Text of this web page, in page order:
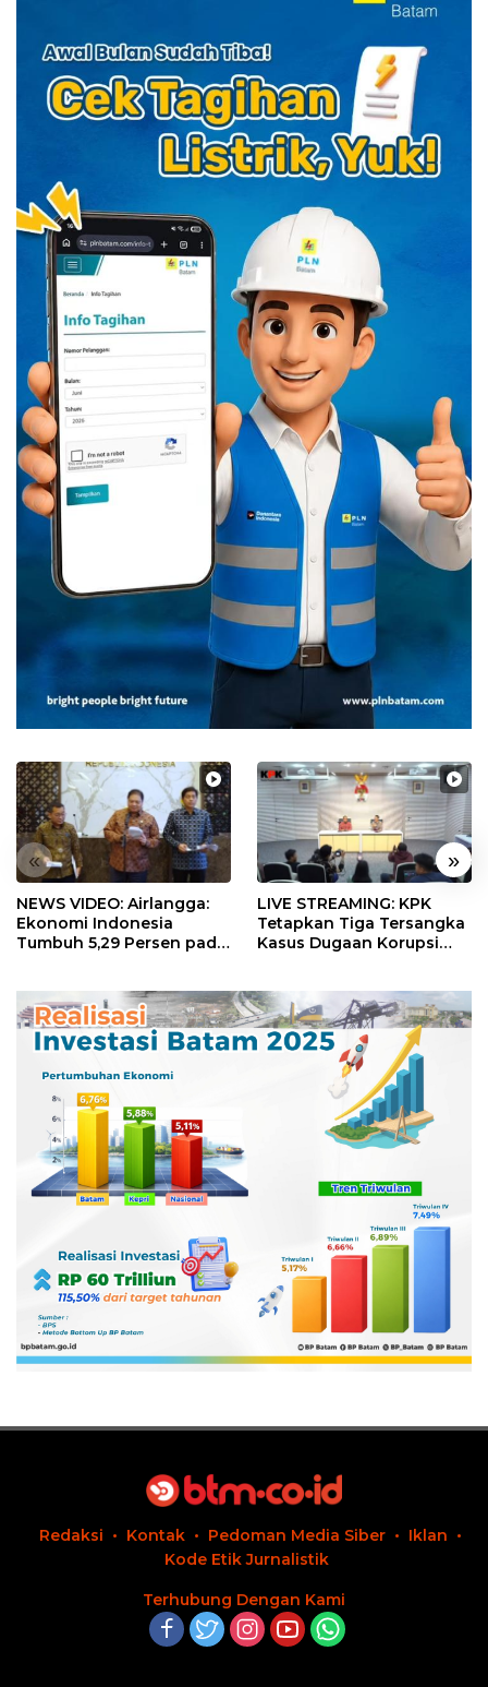
« »
NEWS VIDEO: Airlangga:
Ekonomi Indonesia
Tumbuh 5,29 Persen pada
LIVE STREAMING: KPK
Tetapkan Tiga Tersangka
Kasus Dugaan Korupsi
Redaksi Kontak Pedoman Media Siber
Iklan
Kode Etik Jurnalistik
Terhubung Dengan Kami